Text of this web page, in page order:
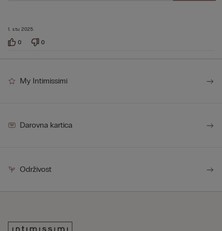
1. stu 2025.
0 0
My Intimissimi
Darovna kartica
Održivost